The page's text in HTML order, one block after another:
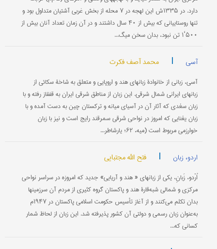
دارد. در ۱۳۳۵ش این لهجه در ۷ محله از بخش غربی آشتیان متداول بود و
تنها روستاییانی که بیش از ۴۰ سال داشتند و در آن زمان تعداد آنان بیش از
۵۰۰‘۱ تن نبود، بدان سخن می‎گ...
آسی | محمد آصف فکرت
آسی، زبانی از خانوادۀ زبانهای هند و اروپایی و متعلق به شاخۀ سکائی از
زبانهای ایرانی شمال شرقی. این زبان از مناطق شرقی ایران به قفقاز رفته و با
زبان سغدی که آثار آن در آسیای میانه و ترکستان چین به دست آمده و با
زبان یغنایی که امروز در نواحی شرقی سمرقند رایج است و نیز با زبان
خوارزمی مربوط است (میه، ۶۲؛ یارشاطر...
اردو، زبان | فتح الله مجتبایی
اُرْدو، زَبانِ، یكی از زبانهای‌ « هند و آریایی‌» جدید كه‌ امروزه‌ در سراسر نواحی
مركزی‌ و شمالی‌ شبه‌قارۀ هند و پاكستان‌ گروه كثیری‌ از مردم‌ آن سرزمینها
بدان‌ تكلم‌ می‌كنند و از آغاز تأسیس‌ حكومت‌ اسلامی پاكستان‌ در ۱۹۴۷م‌
به‌عنوان‌ زبان‌ رسمی‌ و دولتی آن‌ كشور پذیرفته‌ شد. این‌ زبان‌ از لحاظ شمار
كسانی‌ كه‌...